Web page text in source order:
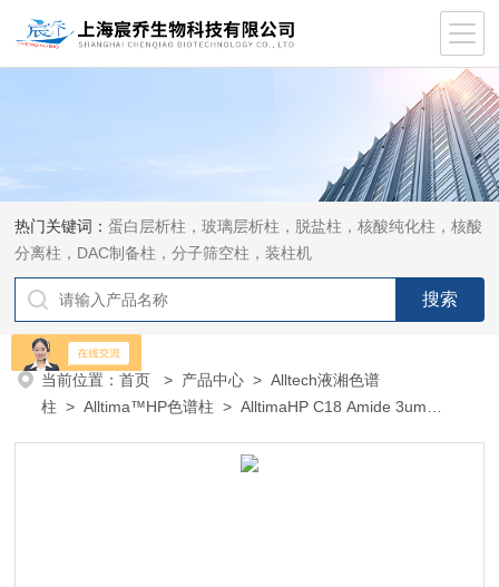
热门关键词：蛋白层析柱，玻璃层析柱，脱盐柱，核酸纯化柱，核酸
分离柱，DAC制备柱，分子筛空柱，装柱机
当前位置：首页 > 产品中心 >Alltech液湘色谱
柱 >Alltima™HP色谱柱 > AlltimaHP C18 Amide 3um